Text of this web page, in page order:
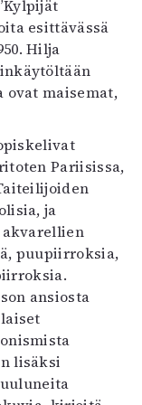
esittävässä
Hilja
ovat maisemat,
Pariisissa,
ja
puupiirroksia,
ansiosta
lisäksi